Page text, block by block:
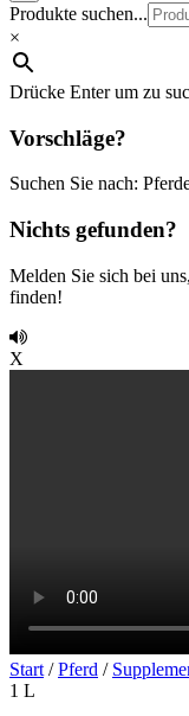
Produkte suchen...
×
Drücke Enter um zu
Vorschläge?
Suchen Sie nach:
Nichts gefunden?
Melden Sie sich bei
finden!
X
Start /Pferd /
1 L